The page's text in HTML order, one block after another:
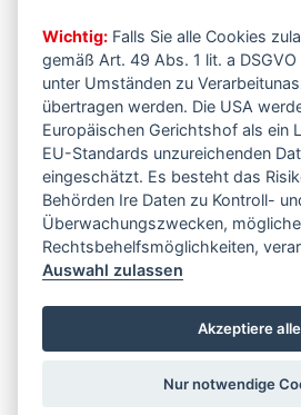
Wichtig: Falls Sie alle Cookies
gemäß Art. 49 Abs. 1 lit. a
unter Umständen zu
übertragen werden. Die USA
Europäischen Gerichtshof als ein
EU-Standards unzureichenden
eingeschätzt. Es besteht das
Behörden Ire Daten zu Kontroll-
Überwachungszwecken,
Rechtsbehelfsmöglichkeiten,
Auswahl zulassen
Akzeptiere alle
Nur notwendige